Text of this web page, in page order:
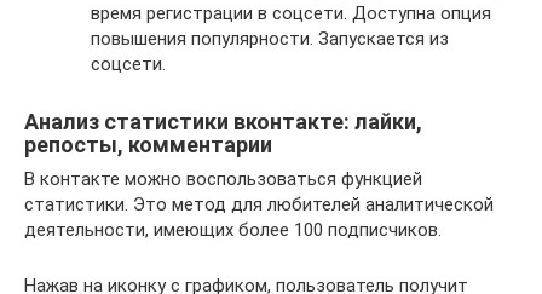
время регистрации в соцсети. Доступна опция
повышения популярности. Запускается из
соцсети.
Анализ статистики вконтакте: лайки,
репосты, комментарии
В контакте можно воспользоваться функцией
статистики. Это метод для любителей аналитической
деятельности, имеющих более 100 подписчиков.
Нажав на иконку с графиком, пользователь получит